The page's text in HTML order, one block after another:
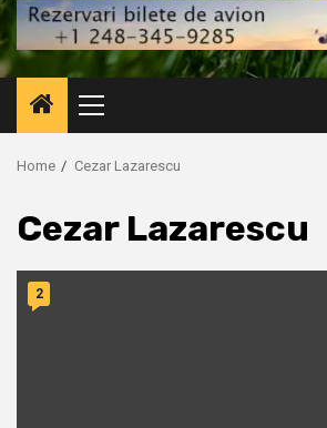
Primary
Menu
Home Cezar Lazarescu
Cezar Lazarescu
2